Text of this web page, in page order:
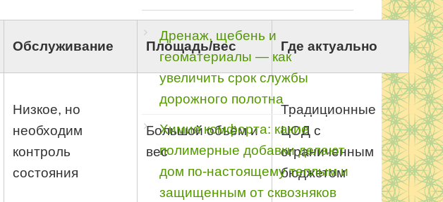
Обслуживание Площадь/вес Где актуально
Низкое, но
необходим
контроль
состояния
Большой объём и
вес
Традиционные
ЦОД с
ограниченным
бюджетом
Дренаж, щебень и
геоматериалы — как
увеличить срок службы
дорожного полотна
Химия комфорта: какие
полимерные добавки делают
дом по-настоящему теплым и
защищенным от сквозняков